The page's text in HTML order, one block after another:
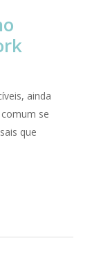
ainda
se
que